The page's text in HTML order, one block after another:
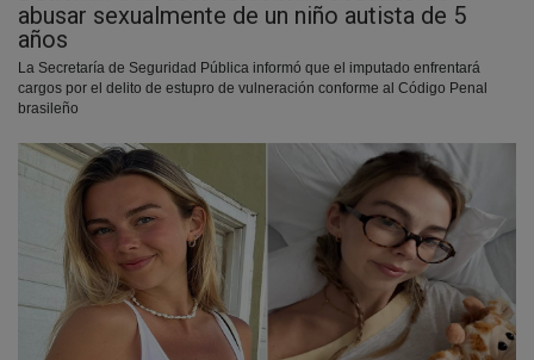
abusar sexualmente de un niño autista de 5
años
La Secretaría de Seguridad Pública informó que el imputado enfrentará
cargos por el delito de estupro de vulneración conforme al Código Penal
brasileño